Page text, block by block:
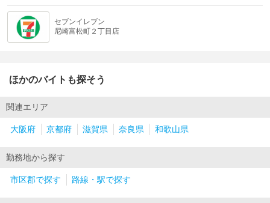
セブンイレブン
尼崎富松町２丁目店
ほかのバイトも探そう
関連エリア
大阪府 京都府 滋賀県 奈良県 和歌山県
勤務地から探す
市区郡で探す 路線・駅で探す